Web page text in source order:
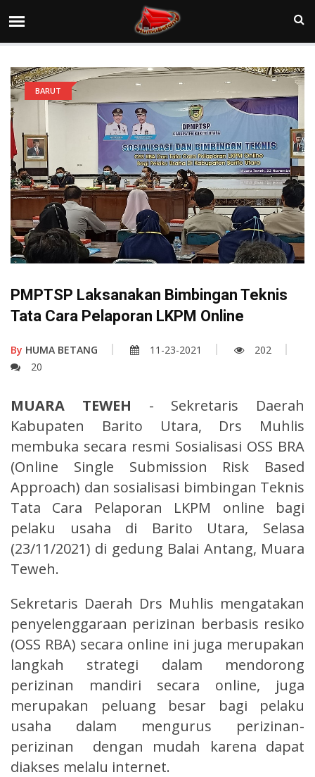
BARUT
PMPTSP Laksanakan Bimbingan Teknis
Tata Cara Pelaporan LKPM Online
By HUMA BETANG 11-23-2021
202
20
MUARA TEWEH - Sekretaris Daerah
Kabupaten Barito Utara, Drs Muhlis
membuka secara resmi Sosialisasi OSS BRA
(Online Single Submission Risk Based
Approach) dan sosialisasi bimbingan Teknis
Tata Cara Pelaporan LKPM online bagi
pelaku usaha di Barito Utara, Selasa
(23/11/2021) di gedung Balai Antang, Muara
Teweh.
Sekretaris Daerah Drs Muhlis mengatakan
penyelenggaraan perizinan berbasis resiko
(OSS RBA) secara online ini juga merupakan
langkah strategi dalam mendorong
perizinan mandiri secara online, juga
merupakan peluang besar bagi pelaku
usaha dalam mengurus perizinan-
perizinan dengan mudah karena dapat
diakses melalu internet.